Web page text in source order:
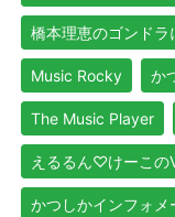
橋本理恵のゴンドラ
Music Rocky か
The Music Player
えるるん♡けーこの
かつしかインフォメ